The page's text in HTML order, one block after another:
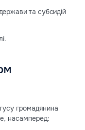
та субсидій
громадянина
насамперед: